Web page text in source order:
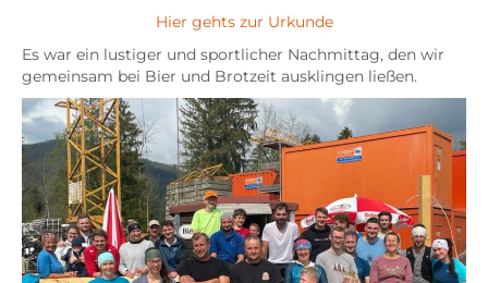
Hier gehts zur Urkunde
Es war ein lustiger und sportlicher Nachmittag, den wir
gemeinsam bei Bier und Brotzeit ausklingen ließen.